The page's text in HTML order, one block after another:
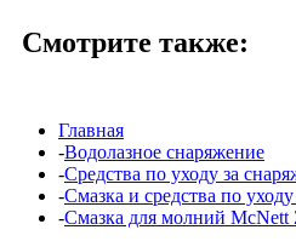
Смотрите также:
Главная
-Водолазное снаряжение
-Средства по уходу за
-Смазка и средства по
-Смазка для молний